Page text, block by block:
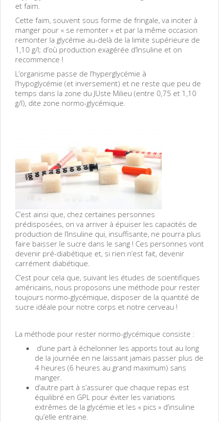
et faim.
Cette faim, souvent sous forme de fringale, va inciter à
manger pour « se remonter » et par la même occasion
remonter la glycémie au-delà de la limite supérieure de
1,10 g/l; d’où production exagérée d’Insuline et on
recommence !
L’organisme passe de l’hyperglycémie à
l’hypoglycémie (et inversement) et ne reste que peu de
temps dans la zone du JUste Milieu (entre 0,75 et 1,10
g/l), dite zone normo-glycémique.
C’est ainsi que, chez certaines personnes
prédisposées, on va arriver à épuiser les capacités de
production de l’Insuline qui, insuffisante, ne pourra plus
faire baisser le sucre dans le sang ! Ces personnes vont
devenir pré-diabétique et, si rien n’est fait, devenir
carrément diabétique.
C’est pour cela que, suivant les études de scientifiques
américains, nous proposons une méthode pour rester
toujours normo-glycémique, disposer de la quantité de
sucre idéale pour notre corps et notre cerveau !
La méthode pour rester normo-glycémique consiste :
d’une part à échelonner les apports tout au long
de la journée en ne laissant jamais passer plus de
4 heures (6 heures au grand maximum) sans
manger.
d’autre part à s’assurer que chaque repas est
équilibré en GPL pour éviter les variations
extrêmes de la glycémie et les « pics » d’insuline
qu’elle entraine.